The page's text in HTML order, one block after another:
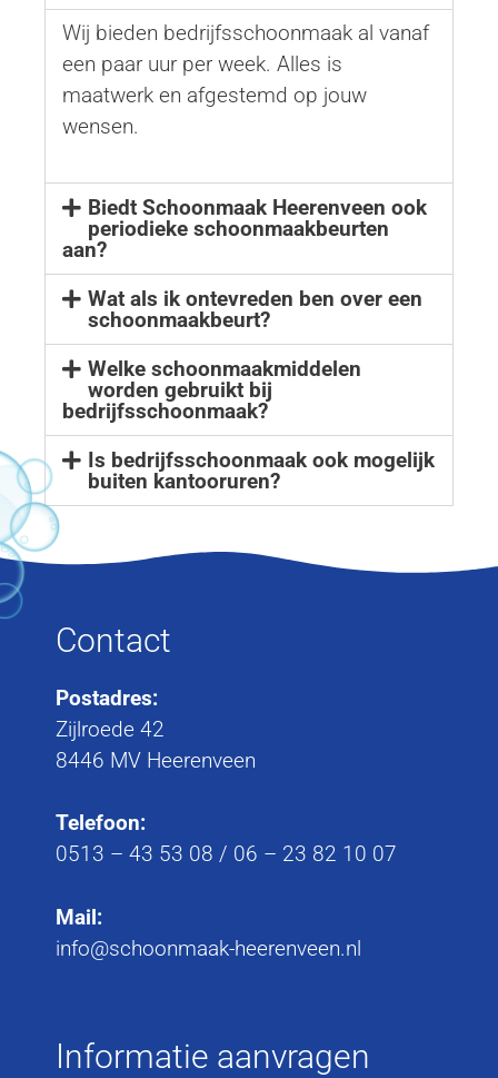
Wij bieden bedrijfsschoonmaak al vanaf
een paar uur per week. Alles is
maatwerk en afgestemd op jouw
wensen.
Biedt Schoonmaak Heerenveen ook
periodieke schoonmaakbeurten
aan?
Wat als ik ontevreden ben over een
schoonmaakbeurt?
Welke schoonmaakmiddelen
worden gebruikt bij
bedrijfsschoonmaak?
Is bedrijfsschoonmaak ook mogelijk
buiten kantooruren?
Contact
Postadres:
Zijlroede 42
8446 MV Heerenveen
Telefoon:
0513 – 43 53 08 / 06 – 23 82 10 07
Mail:
info@schoonmaak-heerenveen.nl
Informatie aanvragen